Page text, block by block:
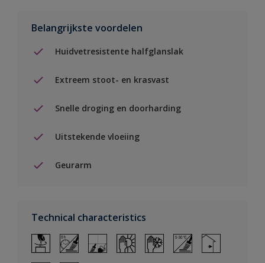
Belangrijkste voordelen
Huidvetresistente halfglanslak
Extreem stoot- en krasvast
Snelle droging en doorharding
Uitstekende vloeiing
Geurarm
Technical characteristics